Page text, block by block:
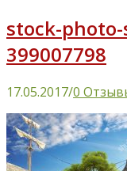
stock-
399007798
17.05.2017/0